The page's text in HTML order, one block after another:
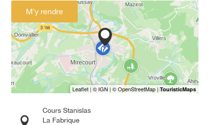
M'y rendre
Cours Stanislas
La Fabrique